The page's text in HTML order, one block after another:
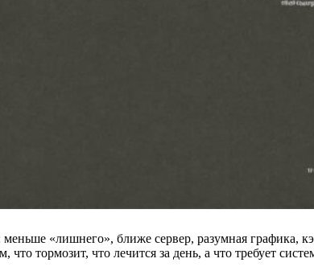
меньше «лишнего», ближе сервер, разумная
тормозит, что лечится за день, а что требует